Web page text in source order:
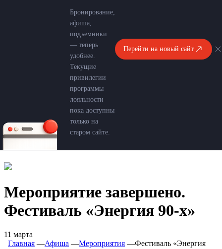
Бронирование,
афиша,
подъемники
— теперь
удобнее.
Текущие
привилегии
программы
лояльности
пока доступны
только на
старом сайте.
Перейти на новый сайт
Мероприятие завершено.
Фестиваль «Энергия 90-х»
11 марта
Главная ―Афиша ―Мероприятия ―Фестиваль «Энергия